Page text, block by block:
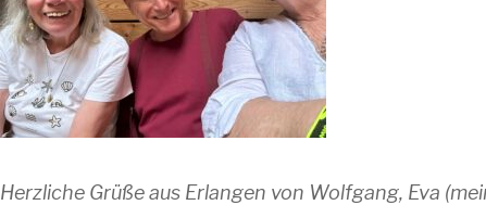
Herzliche Grüße aus Erlangen von Wolfgang, Eva